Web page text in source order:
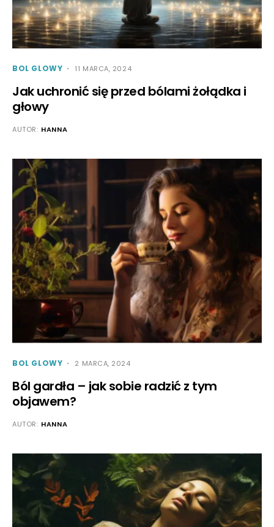
BOL GLOWY 11 MARCA, 2024
Jak uchronić się przed bólami żołądka i
głowy
AUTOR: HANNA
BOL GLOWY 2 MARCA, 2024
Ból gardła – jak sobie radzić z tym
objawem?
AUTOR: HANNA